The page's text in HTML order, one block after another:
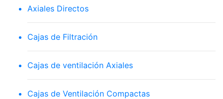
Axiales Directos
Cajas de Filtración
Cajas de ventilación Axiales
Cajas de Ventilación Compactas